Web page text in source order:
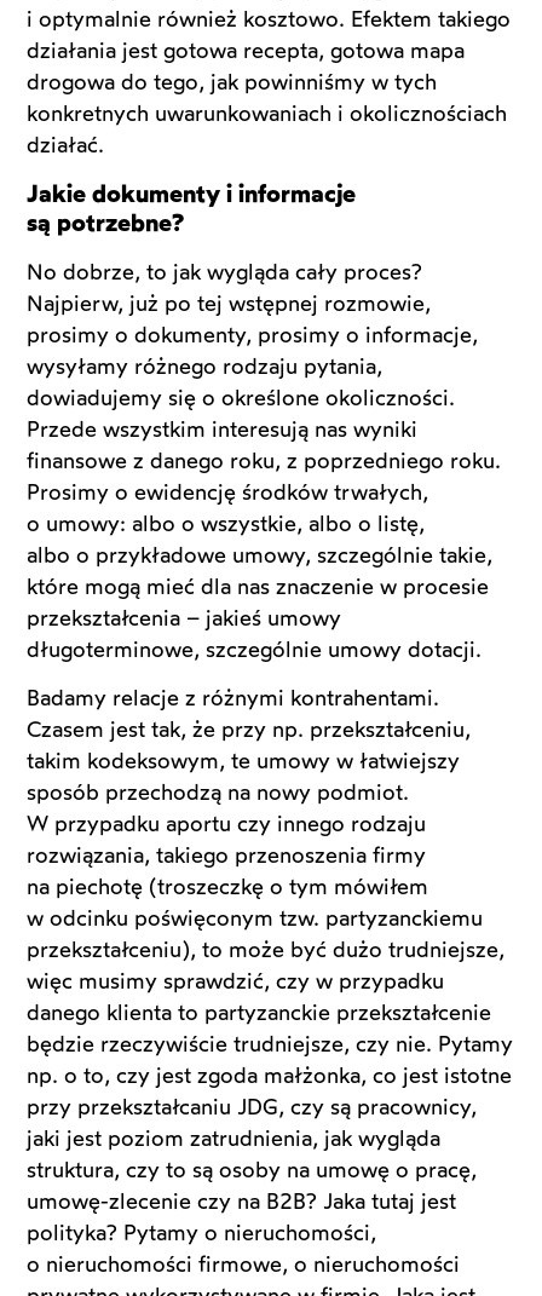
i optymalnie również kosztowo. Efektem takiego
działania jest gotowa recepta, gotowa mapa
drogowa do tego, jak powinniśmy w tych
konkretnych uwarunkowaniach i okolicznościach
działać.
Jakie dokumenty i informacje
są potrzebne?
No dobrze, to jak wygląda cały proces?
Najpierw, już po tej wstępnej rozmowie,
prosimy o dokumenty, prosimy o informacje,
wysyłamy różnego rodzaju pytania,
dowiadujemy się o określone okoliczności.
Przede wszystkim interesują nas wyniki
finansowe z danego roku, z poprzedniego roku.
Prosimy o ewidencję środków trwałych,
o umowy: albo o wszystkie, albo o listę,
albo o przykładowe umowy, szczególnie takie,
które mogą mieć dla nas znaczenie w procesie
przekształcenia – jakieś umowy
długoterminowe, szczególnie umowy dotacji.
Badamy relacje z różnymi kontrahentami.
Czasem jest tak, że przy np. przekształceniu,
takim kodeksowym, te umowy w łatwiejszy
sposób przechodzą na nowy podmiot.
W przypadku aportu czy innego rodzaju
rozwiązania, takiego przenoszenia firmy
na piechotę (troszeczkę o tym mówiłem
w odcinku poświęconym tzw. partyzanckiemu
przekształceniu), to może być dużo trudniejsze,
więc musimy sprawdzić, czy w przypadku
danego klienta to partyzanckie przekształcenie
będzie rzeczywiście trudniejsze, czy nie. Pytamy
np. o to, czy jest zgoda małżonka, co jest istotne
przy przekształcaniu JDG, czy są pracownicy,
jaki jest poziom zatrudnienia, jak wygląda
struktura, czy to są osoby na umowę o pracę,
umowę-zlecenie czy na B2B? Jaka tutaj jest
polityka? Pytamy o nieruchomości,
o nieruchomości firmowe, o nieruchomości